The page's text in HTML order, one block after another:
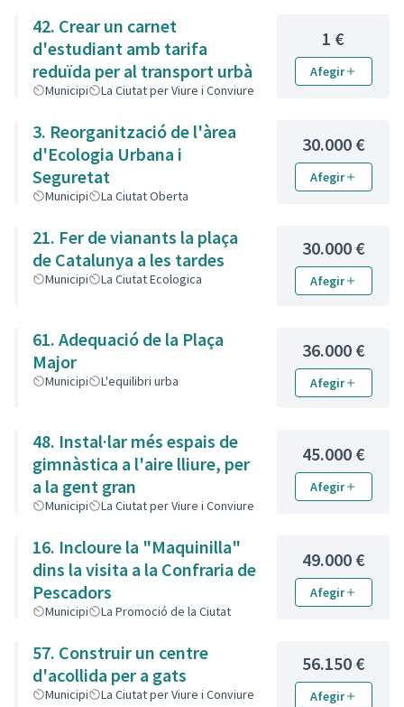
42. Crear un carnet
d'estudiant amb tarifa
reduïda per al transport urbà
Municipi La Ciutat per Viure i Conviure
1 €
Afegir
3. Reorganització de l'àrea
d'Ecologia Urbana i
Seguretat
Municipi La Ciutat Oberta
30.000 €
Afegir
21. Fer de vianants la plaça
de Catalunya a les tardes
Municipi La Ciutat Ecologica
30.000 €
Afegir
61. Adequació de la Plaça
Major
Municipi L'equilibri urba
36.000 €
Afegir
48. Instal·lar més espais de
gimnàstica a l'aire lliure, per
a la gent gran
Municipi La Ciutat per Viure i Conviure
45.000 €
Afegir
16. Incloure la "Maquinilla"
dins la visita a la Confraria de
Pescadors
Municipi La Promoció de la Ciutat
49.000 €
Afegir
57. Construir un centre
d'acollida per a gats
Municipi La Ciutat per Viure i Conviure
56.150 €
Afegir